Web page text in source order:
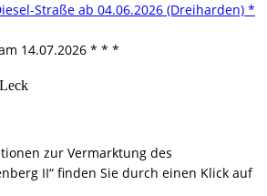
Straße ab 04.06.2026 (Dreiharden) *
14.07.2026 * * *
zur Vermarktung des
II“ finden Sie durch einen Klick auf